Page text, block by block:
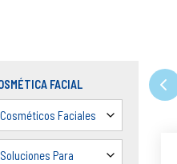
FACIAL
Cosméticos Faciales
Soluciones Para